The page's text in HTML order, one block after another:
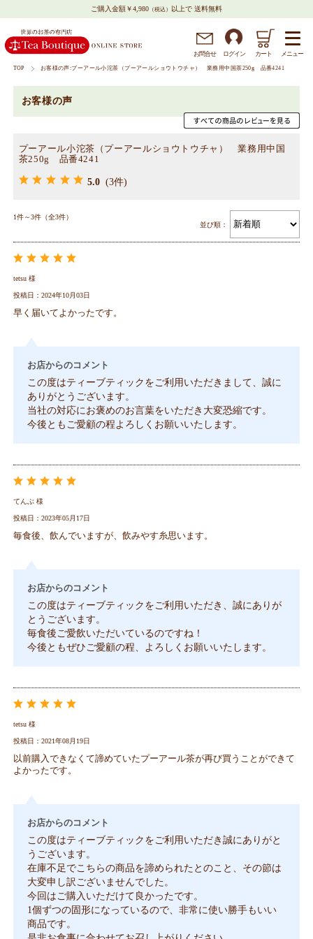
ご購入金額￥4,980 （税込） 以上で 送料無料
お問合せ ログイン カート メニュー
TOP お客様の声:プーアール小沱茶（プーアールショウトウチャ） 業務用中国茶250g 品番4241
お客様の声
プーアール小沱茶（プーアールショウトウチャ） 業務用中国
茶250g 品番4241
5.0 (3件)
1件～3件（全3件）
並び順：
tetsu 様
投稿日：2024年10月03日
早く届いてよかったです。
お店からのコメント
この度はティーブティックをご利用いただきまして、誠に
ありがとうございます。
当社の対応にお褒めのお言葉をいただき大変恐縮です。
今後ともご愛顧の程よろしくお願いいたします。
てんぶ 様
投稿日：2023年05月17日
毎食後、飲んでいますが、飲みやす糸思います。
お店からのコメント
この度はティーブティックをご利用いただき、誠にありが
とうございます。
毎食後ご愛飲いただいているのですね！
今後ともぜひご愛顧の程、よろしくお願いいたします。
tetsu 様
投稿日：2021年08月19日
以前購入できなくて諦めていたプーアール茶が再び買うことができて
よかったです。
お店からのコメント
この度はティーブティックをご利用いただき誠にありがと
うございます。
在庫不足でこちらの商品を諦められたとのこと、その節は
大変申し訳ございませんでした。
今回はご購入いただけて良かったです。
1個ずつの固形になっているので、非常に使い勝手もいい
商品です。